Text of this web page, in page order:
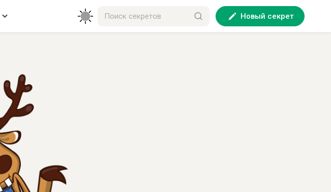
Новый секрет